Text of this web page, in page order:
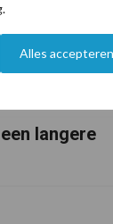
Alles accepteren
langere